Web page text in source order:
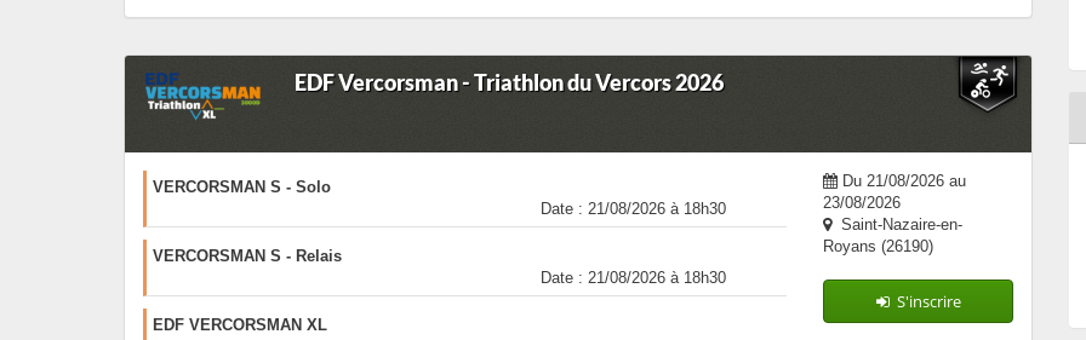
EDF Vercorsman - Triathlon du Vercors 2026
VERCORSMAN S - Solo
Date : 21/08/2026 à 18h30
VERCORSMAN S - Relais
Date : 21/08/2026 à 18h30
EDF VERCORSMAN XL
Du 21/08/2026 au
23/08/2026
Saint-Nazaire-en-
Royans (26190)
S'inscrire